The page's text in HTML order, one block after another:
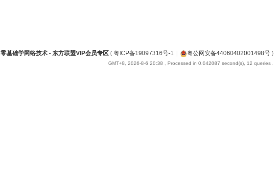
零基础学网络技术 - 东方联盟VIP会员专区( 粤ICP备19097316号-1 | 粤公网安备44060402001498号)
GMT+8, 2026-8-6 20:38 , Processed in 0.042087 second(s), 12 queries .